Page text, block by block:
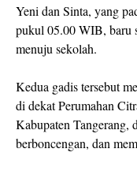
Yeni dan Sinta, yang
pukul 05.00 WIB, baru
menuju sekolah.
Kedua gadis tersebut
di dekat Perumahan
Kabupaten Tangerang,
berboncengan, dan